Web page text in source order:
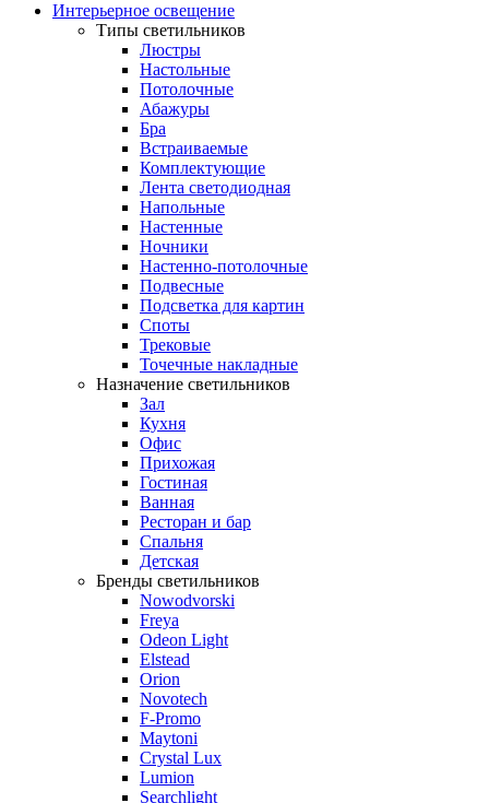
Интерьерное освещение
Типы светильников
Люстры
Настольные
Потолочные
Абажуры
Бра
Встраиваемые
Комплектующие
Лента светодиодная
Напольные
Настенные
Ночники
Настенно-потолочные
Подвесные
Подсветка для картин
Споты
Трековые
Точечные накладные
Назначение светильников
Зал
Кухня
Офис
Прихожая
Гостиная
Ванная
Ресторан и бар
Спальня
Детская
Бренды светильников
Nowodvorski
Freya
Odeon Light
Elstead
Orion
Novotech
F-Promo
Maytoni
Crystal Lux
Lumion
Searchlight